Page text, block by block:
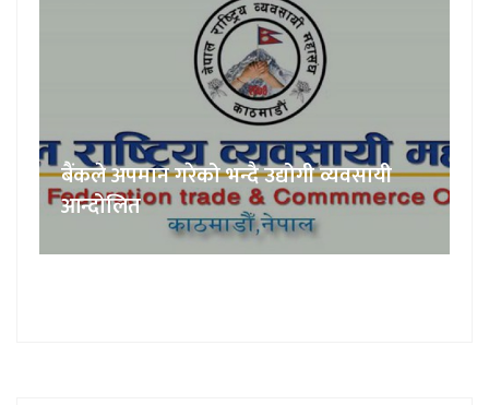
बैंकले अपमान गरेको भन्दै उद्योगी व्यवसायी
आन्दोलित